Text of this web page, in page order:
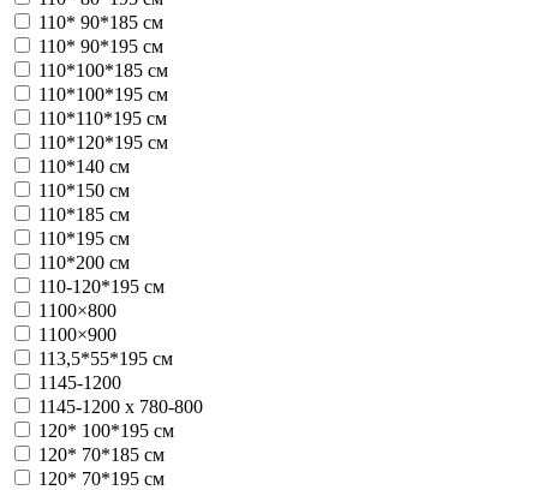
110* 90*185 см
110* 90*195 см
110*100*185 см
110*100*195 см
110*110*195 см
110*120*195 см
110*140 см
110*150 см
110*185 см
110*195 см
110*200 см
110-120*195 см
1100×800
1100×900
113,5*55*195 см
1145-1200
1145-1200 x 780-800
120* 100*195 см
120* 70*185 см
120* 70*195 см